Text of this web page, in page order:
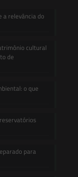
a relevância do
cultural
de
o que
para